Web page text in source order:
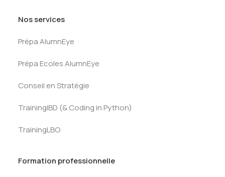
Nos services
Prépa AlumnEye
Prépa Ecoles AlumnEye
Conseil en Stratégie
TrainingIBD (& Coding in Python)
TrainingLBO
Formation professionnelle